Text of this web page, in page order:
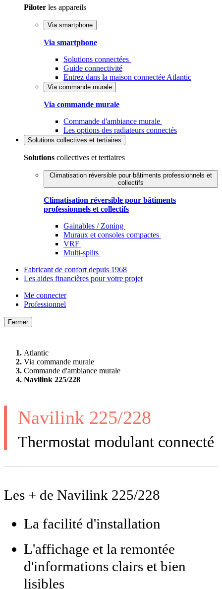
Piloter les appareils
Via smartphone
Via smartphone
Solutions connectées
Guide connectivité
Entrez dans la maison connectée Atlantic
Via commande murale
Via commande murale
Commande d'ambiance murale
Les options des radiateurs connectés
Solutions collectives et tertiaires
Solutions collectives et tertiaires
Climatisation réversible pour bâtiments professionnels et
collectifs
Climatisation réversible pour bâtiments
professionnels et collectifs
Gainables / Zoning
Muraux et consoles compactes
VRF
Multi-splits
Fabricant de confort depuis 1968
Les aides financières pour votre projet
Me connecter
Professionnel
Fermer
Atlantic
Via commande murale
Commande d'ambiance murale
Navilink 225/228
Navilink 225/228
Thermostat modulant connecté
Les + de Navilink 225/228
La facilité d'installation
L'affichage et la remontée
d'informations clairs et bien
lisibles